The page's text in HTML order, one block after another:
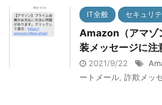
IT全般 セキュリ
Amazon（アマゾ
装メッセージに注
2021/9/22
ートメール 詐欺メッ